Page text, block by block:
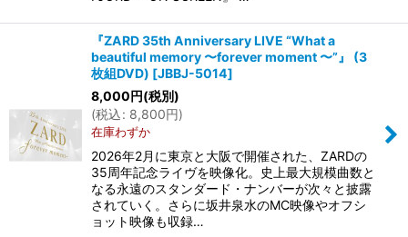
『ZARD 35th Anniversary LIVE “What a
beautiful memory 〜forever moment 〜”』 (3
枚組DVD) [JBBJ-5014]
8,000円(税別)
(税込: 8,800円)
在庫わずか
2026年2月に東京と大阪で開催された、ZARDの
35周年記念ライヴを映像化。史上最大規模曲数と
なる永遠のスタンダード・ナンバーが次々と披露
されていく。さらに坂井泉水のMC映像やオフシ
ョット映像も収録…